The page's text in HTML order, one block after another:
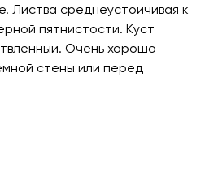
Листва среднеустойчивая к
пятнистости. Куст
Очень хорошо
стены или перед